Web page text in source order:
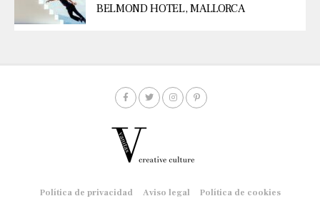
BELMOND HOTEL, MALLORCA
Política de privacidad Aviso legal
Política de cookies